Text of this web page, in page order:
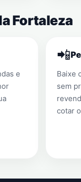
Fortaleza
e
📲
Baixe
sem
cotar